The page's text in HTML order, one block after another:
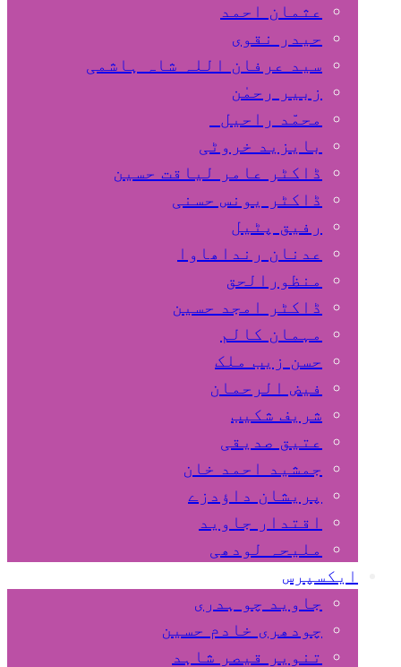
عثمان احمد
حیدر نقوی
سید عرفان اللہ شاہ ہاشمی
زبیر رحمٰن
محمّد راحیل
بایزید خروٹی
ڈاکٹر عامر لیاقت حسین
ڈاکٹر یونس حسنی
رفیق پٹیل
عدنان رنداھاوا
منظورالحق
ڈاکٹر امجد حسین
مہمان کالم
حسن زیب ملک
فیض الرحمان
شریف شکیب
عتیق صدیقی
جمشید احمد خان
پریشان داﺅدزے
اقتدار جاوید
ملیحہ لودھی
ایکسپرس
جاوید چو ہدری
چودھری خادم حسین
تنویر قیصر شاہد